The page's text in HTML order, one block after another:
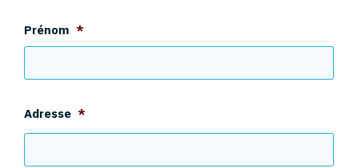
Prénom *
Adresse *